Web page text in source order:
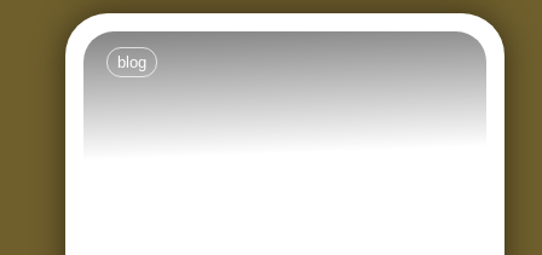
blog